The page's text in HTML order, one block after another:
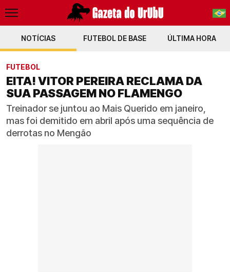
PT-BR
NOTÍCIAS FUTEBOL DE BASE ÚLTIMA HORA
FUTEBOL
EITA! VITOR PEREIRA RECLAMA DA
SUA PASSAGEM NO FLAMENGO
Treinador se juntou ao Mais Querido em janeiro,
mas foi demitido em abril após uma sequência de
derrotas no Mengão